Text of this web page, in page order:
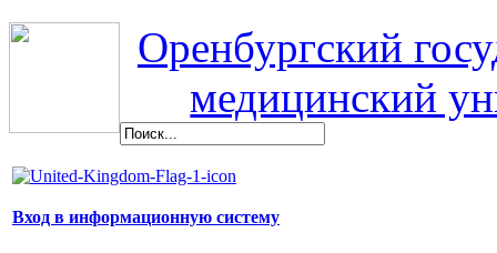
Оренбургский
медицинский
Вход в информационную систему